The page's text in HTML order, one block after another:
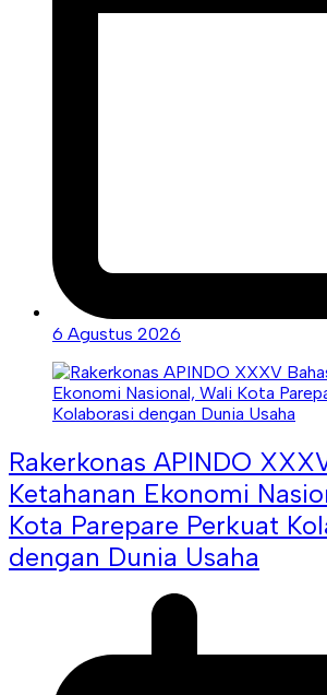
6 Agustus 2026
Rakerkonas APINDO
Ketahanan Ekonomi
Kota Parepare Perkuat
dengan Dunia Usaha